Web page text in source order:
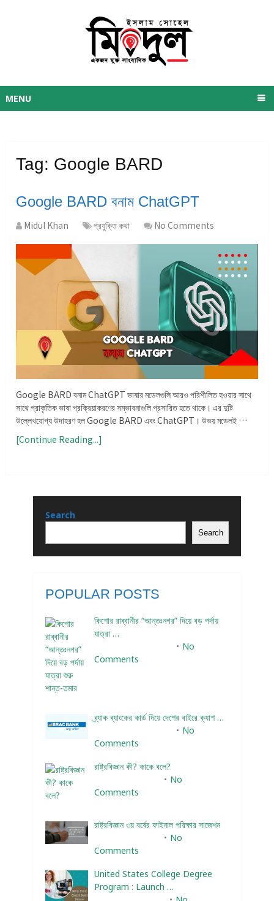
MENU
Tag: Google BARD
Google BARD বনাম ChatGPT
Midul Khan প্রযুক্তি কথা No Comments
Google BARD বনাম ChatGPT ভাষার মডেলগুলি আরও পরিশীলিত হওয়ার সাথে
সাথে প্রাকৃতিক ভাষা প্রক্রিয়াকরণের সম্ভাবনাগুলি প্রসারিত হতে থাকে। এর দুটি
উল্লেখযোগ্য উদাহরণ হল Google BARD এবং ChatGPT। উভয় মডেলই …
[Continue Reading...]
Search
Search
POPULAR POSTS
কিশোর রাব্বানীর “আন্তঃনগর” দিয়ে বড় পর্দায়
যাত্রা …
No
Comments
ব্র্যাক ব্যাংকের কার্ড দিয়ে দেশের বাইরে ক্যাশ …
No
Comments
রাষ্ট্রবিজ্ঞান কী? কাকে বলে?
No
Comments
রাষ্ট্রবিজ্ঞান ৩য় বর্ষের ফাইনাল পরিক্ষার সাজেশন
No
Comments
United States College Degree
Program : Launch …